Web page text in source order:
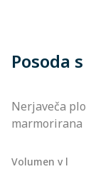
Posoda
Nerjaveča
marmorirana
Volumen v l